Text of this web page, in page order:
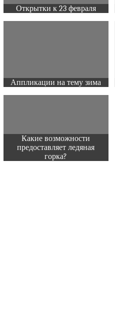
Открытки к 23 февраля
Аппликации на тему зима
Какие возможности
предоставляет ледяная
горка?